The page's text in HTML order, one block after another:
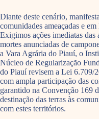
Diante deste cenário,
comunidades ameaçadas e
Exigimos ações imediatas
mortes anunciadas de
a Vara Agrária do Piauí, o
Núcleo de Regularização
do Piauí revisem a Lei 6.709/
com ampla participação das
garantido na Convenção 169
destinação das terras às
com estes territórios.